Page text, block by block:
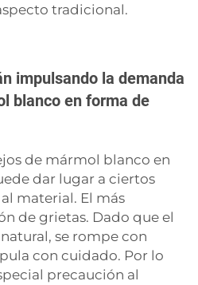
tradicional.
impulsando la demanda
blanco en forma de
de mármol blanco en
dar lugar a ciertos
material. El más
de grietas. Dado que el
se rompe con
con cuidado. Por lo
precaución al